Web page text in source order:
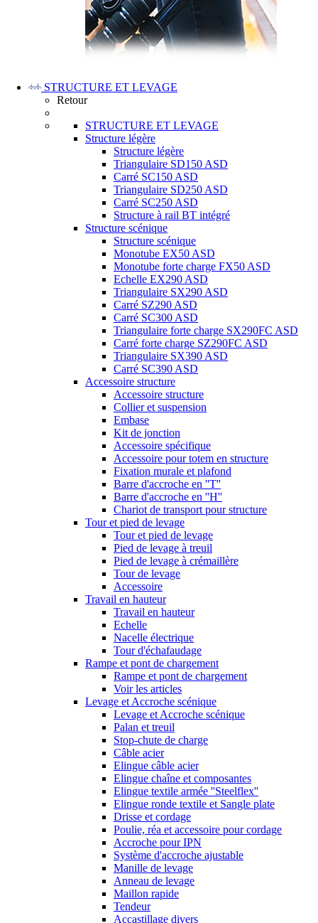
STRUCTURE ET LEVAGE
Retour
STRUCTURE ET LEVAGE
Structure légère
Structure légère
Triangulaire SD150 ASD
Carré SC150 ASD
Triangulaire SD250 ASD
Carré SC250 ASD
Structure à rail BT intégré
Structure scénique
Structure scénique
Monotube EX50 ASD
Monotube forte charge FX50 ASD
Echelle EX290 ASD
Triangulaire SX290 ASD
Carré SZ290 ASD
Carré SC300 ASD
Triangulaire forte charge SX290FC ASD
Carré forte charge SZ290FC ASD
Triangulaire SX390 ASD
Carré SC390 ASD
Accessoire structure
Accessoire structure
Collier et suspension
Embase
Kit de jonction
Accessoire spécifique
Accessoire pour totem en structure
Fixation murale et plafond
Barre d'accroche en ''T''
Barre d'accroche en ''H''
Chariot de transport pour structure
Tour et pied de levage
Tour et pied de levage
Pied de levage à treuil
Pied de levage à crémaillère
Tour de levage
Accessoire
Travail en hauteur
Travail en hauteur
Echelle
Nacelle électrique
Tour d'échafaudage
Rampe et pont de chargement
Rampe et pont de chargement
Voir les articles
Levage et Accroche scénique
Levage et Accroche scénique
Palan et treuil
Stop-chute de charge
Câble acier
Elingue câble acier
Elingue chaîne et composantes
Elingue textile armée ''Steelflex''
Elingue ronde textile et Sangle plate
Drisse et cordage
Poulie, réa et accessoire pour cordage
Accroche pour IPN
Système d'accroche ajustable
Manille de levage
Anneau de levage
Maillon rapide
Tendeur
Accastillage divers